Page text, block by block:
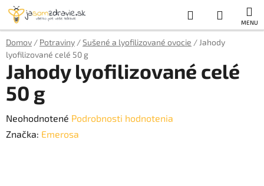
Prejsť
obsah
Hľadať
KOŠÍK
Domov / Potraviny /Sušené a lyofilizované ovocie / Jahody
lyofilizované celé 50 g
Jahody lyofilizované celé
50 g
Priemerné
hodnotenie
Neohodnotené Podrobnosti hodnotenia
Značka: Emerosa